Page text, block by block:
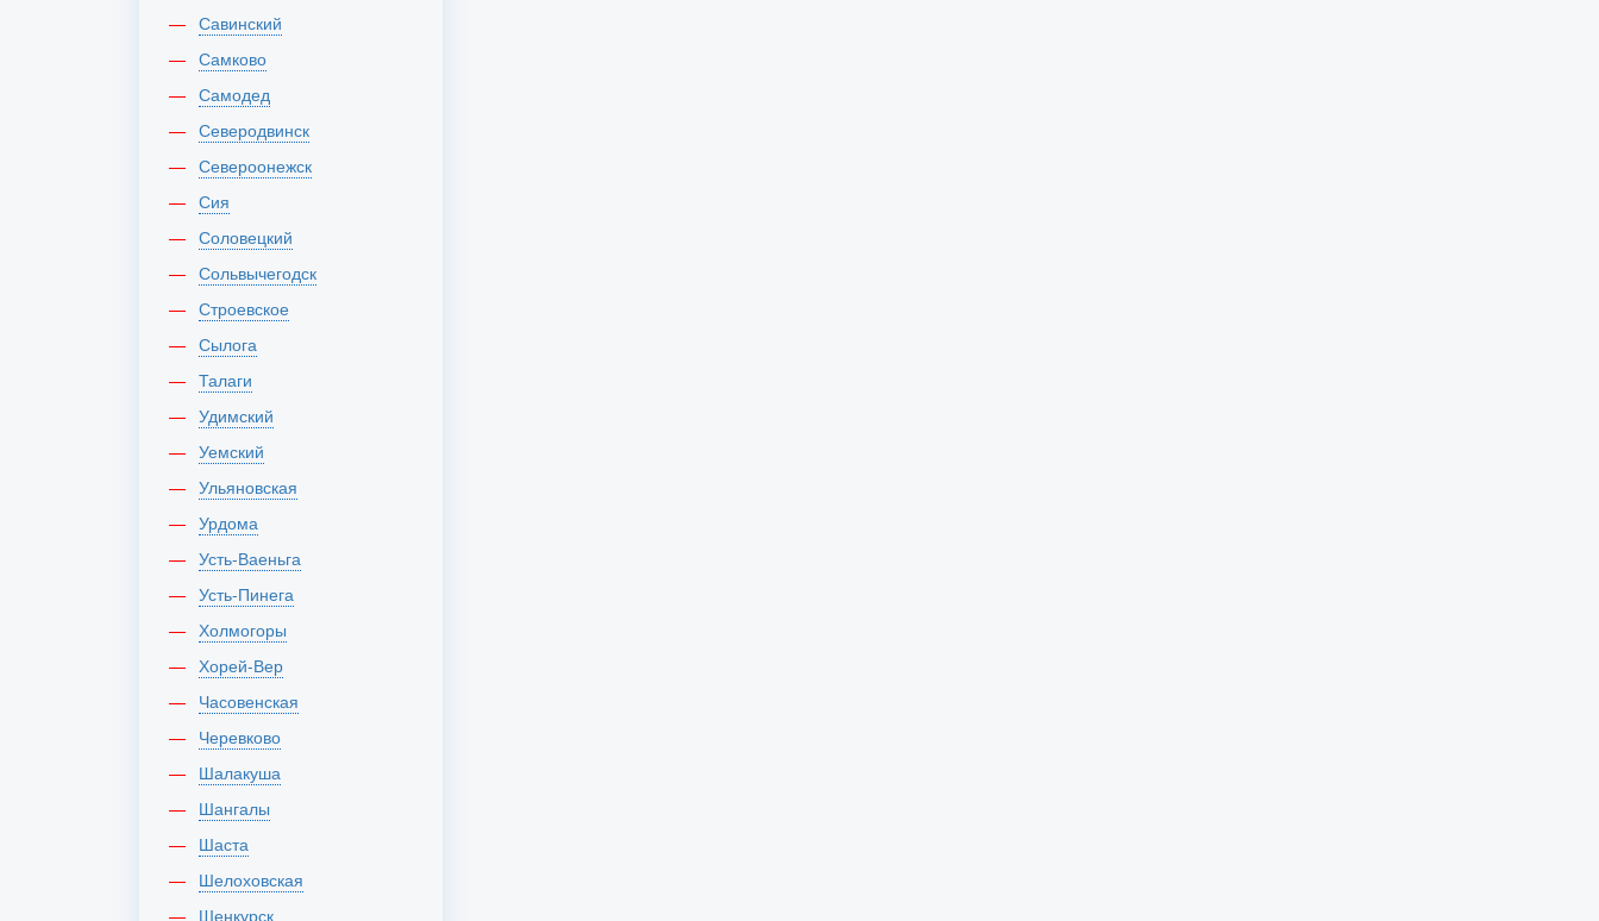
Савинский
Самково
Самодед
Северодвинск
Североонежск
Сия
Соловецкий
Сольвычегодск
Строевское
Сылога
Талаги
Удимский
Уемский
Ульяновская
Урдома
Усть-Ваеньга
Усть-Пинега
Холмогоры
Хорей-Вер
Часовенская
Черевково
Шалакуша
Шангалы
Шаста
Шелоховская
Шенкурск